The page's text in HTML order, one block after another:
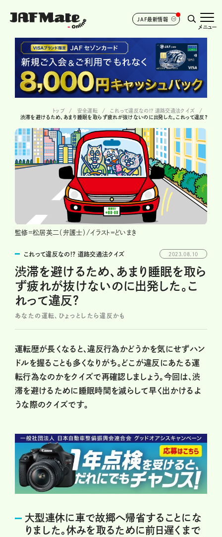
JAF最新情報
メニュー
トップ 安全運転
これって違反なの!? 道路交通法クイズ
渋滞を避けるため、あまり睡眠を取らず疲れが抜けないのに出発した。これって違反？
監修=松居英二（弁護士）/イラスト＝どいまき
これって違反なの!? 道路交通法クイズ 2023.08.10
渋滞を避けるため、あまり睡眠を取ら
ず疲れが抜けないのに出発した。こ
れって違反？
あなたの運転、ひょっとしたら違反かも
運転歴が長くなると、違反行為かどうかを気にせずハン
ドルを握ることも多くなりがち。どこが違反にあたる運
転行為なのかをクイズで再確認しましょう。今回は、渋
滞を避けるために睡眠時間を減らして早く出かけるよ
うな際のクイズです。
大型連休に車で故郷へ帰省することにな
りました。休みを取るために前日遅くまで